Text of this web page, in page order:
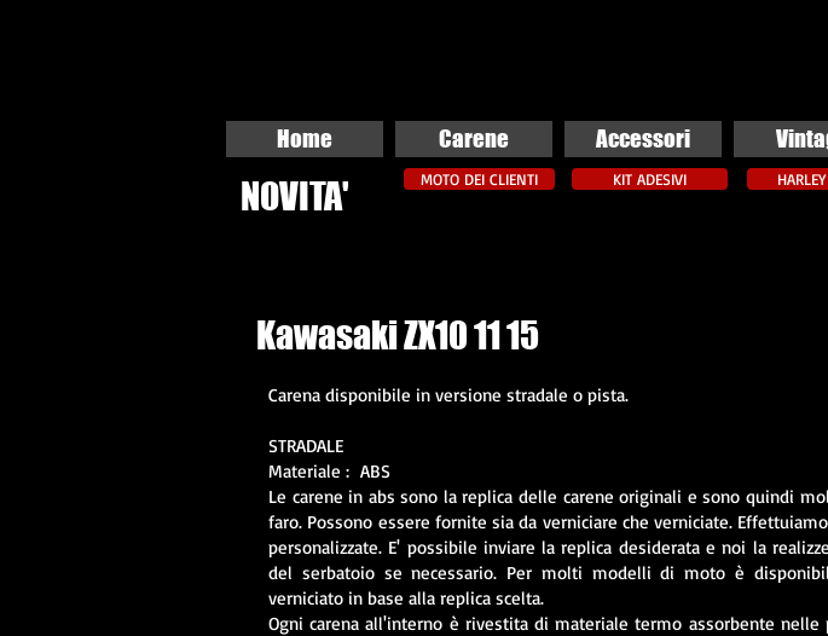
Home Carene Accessori
NOVITA' MOTO DEI CLIENTI KIT ADESIVI
Kawasaki ZX10 11 15
Carena disponibile in versione stradale o pista.
STRADALE
Materiale : ABS
Le carene in abs sono la replica delle carene originali e sono quindi
faro. Possono essere fornite sia da verniciare che verniciate.
personalizzate. E' possibile inviare la replica desiderata e noi la
del serbatoio se necessario. Per molti modelli di moto è
verniciato in base alla replica scelta.
Ogni carena all'interno è rivestita di materiale termo assorbente nelle